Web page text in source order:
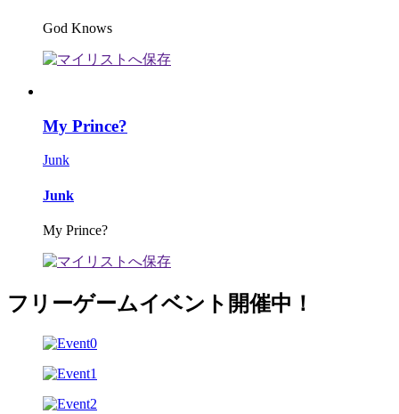
God Knows
My Prince?
Junk
Junk
My Prince?
フリーゲームイベント開催中！